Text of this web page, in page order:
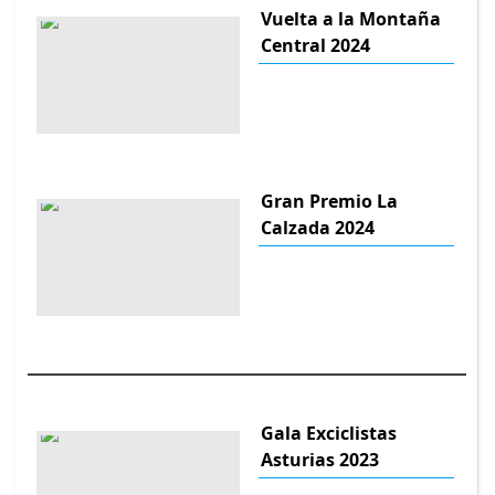
Vuelta a la Montaña
Central 2024
Gran Premio La
Calzada 2024
Gala Exciclistas
Asturias 2023